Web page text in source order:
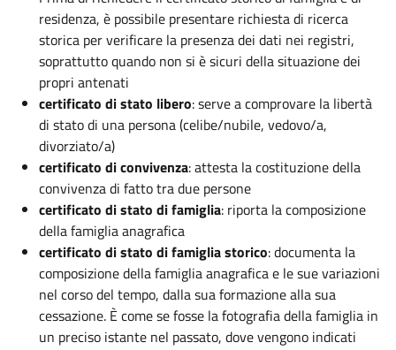
residenza, è possibile presentare richiesta di ricerca
storica per verificare la presenza dei dati nei registri,
soprattutto quando non si è sicuri della situazione dei
propri antenati
certificato di stato libero: serve a comprovare la libertà
di stato di una persona (celibe/nubile, vedovo/a,
divorziato/a)
certificato di convivenza: attesta la costituzione della
convivenza di fatto tra due persone
certificato di stato di famiglia: riporta la composizione
della famiglia anagrafica
certificato di stato di famiglia storico: documenta la
composizione della famiglia anagrafica e le sue variazioni
nel corso del tempo, dalla sua formazione alla sua
cessazione. È come se fosse la fotografia della famiglia in
un preciso istante nel passato, dove vengono indicati